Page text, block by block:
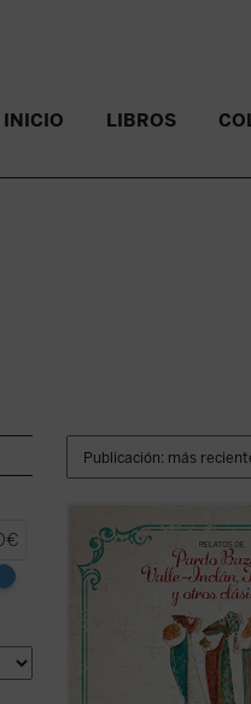
INICIO LIBROS
En la selección de
ofrece, algunos de los
nuestra literatura han
maestría la realidad de
tiempo, pero también la
esperanza propias de
de ...
(ver ficha)